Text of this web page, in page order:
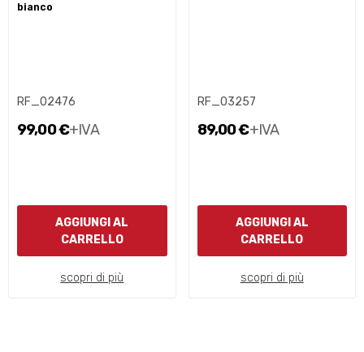
bianco
RF_02476
99,00 €+IVA
AGGIUNGI AL
CARRELLO
scopri di più
RF_03257
89,00 €+IVA
AGGIUNGI AL
CARRELLO
scopri di più